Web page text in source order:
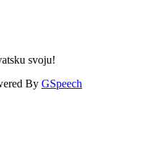
svoju!
By GSpeech